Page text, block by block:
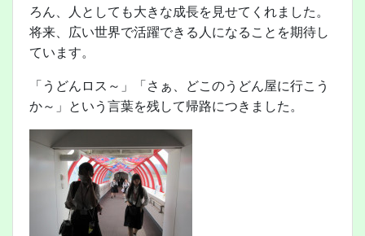
ろん、人としても大きな成長を見せてくれました。
将来、広い世界で活躍できる人になることを期待し
ています。
「うどんロス～」「さぁ、どこのうどん屋に行こう
か～」という言葉を残して帰路につきました。